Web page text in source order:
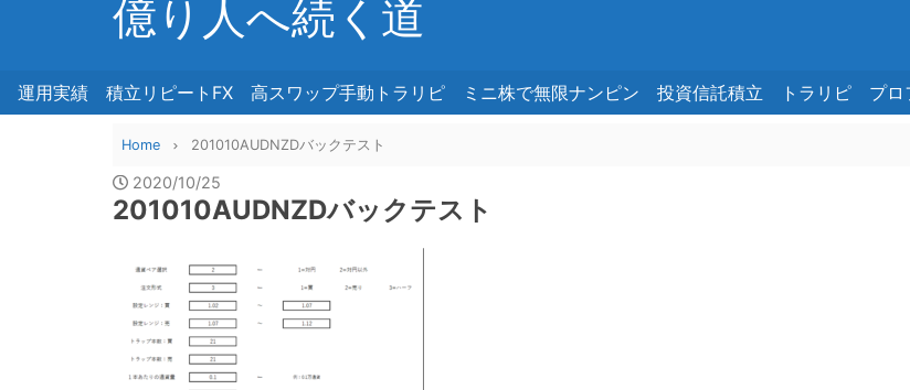
億り人へ続く道
運用実績 積立リピートFX 高スワップ手動トラリピ ミニ株で無限ナンピン 投資信託積立 トラリピ プロ
Home 201010AUDNZDバックテスト
2020/10/25
201010AUDNZDバックテスト